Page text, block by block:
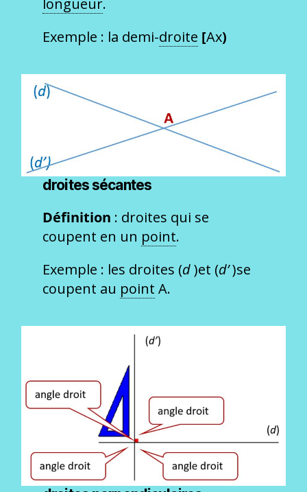
longueur.
Exemple : la demi-droite [Ax)
droites sécantes
Définition : droites qui se
coupent en un point.
Exemple : les droites (d)et (d’)se
coupent au point A.